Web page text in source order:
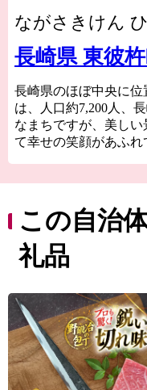
ながさきけん
長崎県 東彼
長崎県のほぼ中央に
は、人口約7,200人、
なまちですが、美し
て幸せの笑顔があふ
いちごなどを生産し
で賑わった新鮮なク
この自治
礼品